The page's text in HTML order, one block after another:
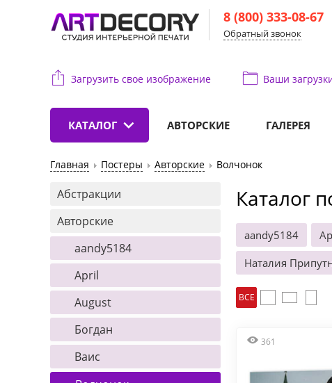
8 (800) 333-08-67
Обратный звонок
Загрузить свое изображение Ваши
КАТАЛОГ АВТОРСКИЕ ГАЛЕРЕЯ
Главная Постеры Авторские Волчонок
Абстракции
Авторские
aandy5184
April
August
Богдан
Ваис
Каталог
aandy5184
Наталия
ВСЕ
361